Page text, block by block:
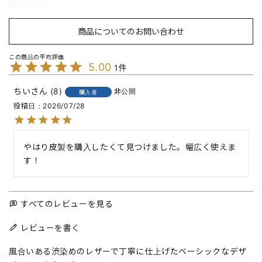
商品についてのお問い合わせ
5.00 1
ちい 8 購入者
非公開
投稿日
2026/07/28
やはり皮製を購入したくて見つけました。幅広く使えま
す！
すべてのレビューを見る
レビューを書く
風合いある渋染めのレザーで丁寧に仕上げたベーシックなデザ